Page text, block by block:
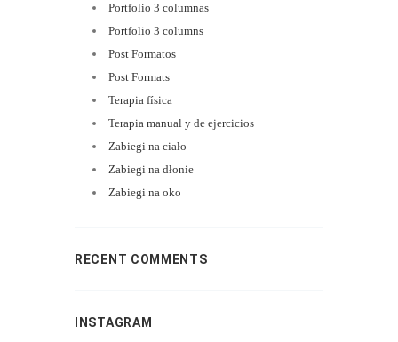
Portfolio 3 columnas
Portfolio 3 columns
Post Formatos
Post Formats
Terapia física
Terapia manual y de ejercicios
Zabiegi na ciało
Zabiegi na dłonie
Zabiegi na oko
RECENT COMMENTS
INSTAGRAM